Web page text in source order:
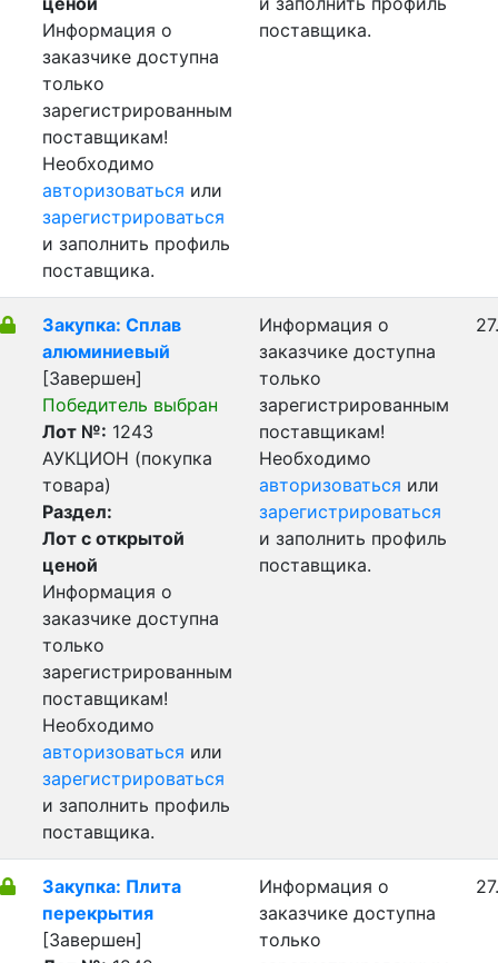
Информация о
заказчике доступна
только
зарегистрированным
поставщикам!
Необходимо
авторизоваться или
зарегистрироваться
и заполнить профиль
поставщика.
поставщика.
Закупка: Сплав
алюминиевый
[Завершен]
Победитель выбран
Лот №: 1243
АУКЦИОН (покупка
товара)
Раздел:
Лот с открытой
ценой
Информация о
заказчике доступна
только
зарегистрированным
поставщикам!
Необходимо
авторизоваться или
зарегистрироваться
и заполнить профиль
поставщика.
Информация о
заказчике доступна
только
зарегистрированным
поставщикам!
Необходимо
авторизоваться или
зарегистрироваться
и заполнить профиль
поставщика.
Закупка: Плита
перекрытия
[Завершен]
Информация о
заказчике доступна
только